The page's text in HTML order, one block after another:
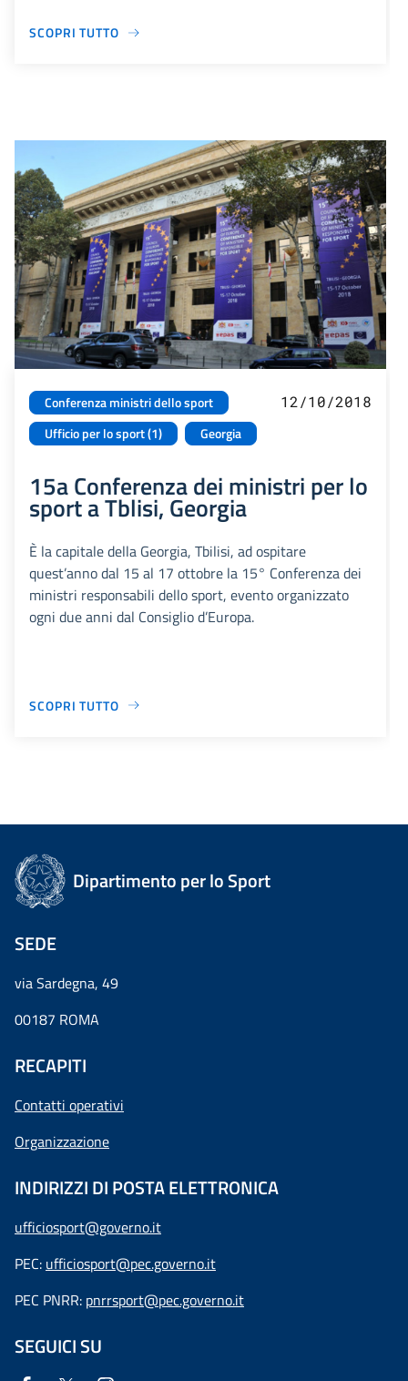
SCOPRI TUTTO
Conferenza ministri dello sport
Ufficio per lo sport (1)
Georgia
12/10/2018
15a Conferenza dei ministri per lo
sport a Tblisi, Georgia
È la capitale della Georgia, Tbilisi, ad ospitare
quest’anno dal 15 al 17 ottobre la 15° Conferenza dei
ministri responsabili dello sport, evento organizzato
ogni due anni dal Consiglio d’Europa.
SCOPRI TUTTO
Dipartimento per lo Sport
SEDE
via Sardegna, 49
00187 ROMA
RECAPITI
Contatti operativi
Organizzazione
INDIRIZZI DI POSTA ELETTRONICA
ufficiosport@governo.it
PEC: ufficiosport@pec.governo.it
PEC PNRR: pnrrsport@pec.governo.it
SEGUICI SU